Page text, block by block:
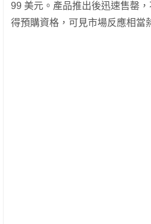
99 美元。產品推出後迅速售罄
得預購資格，可見市場反應相當